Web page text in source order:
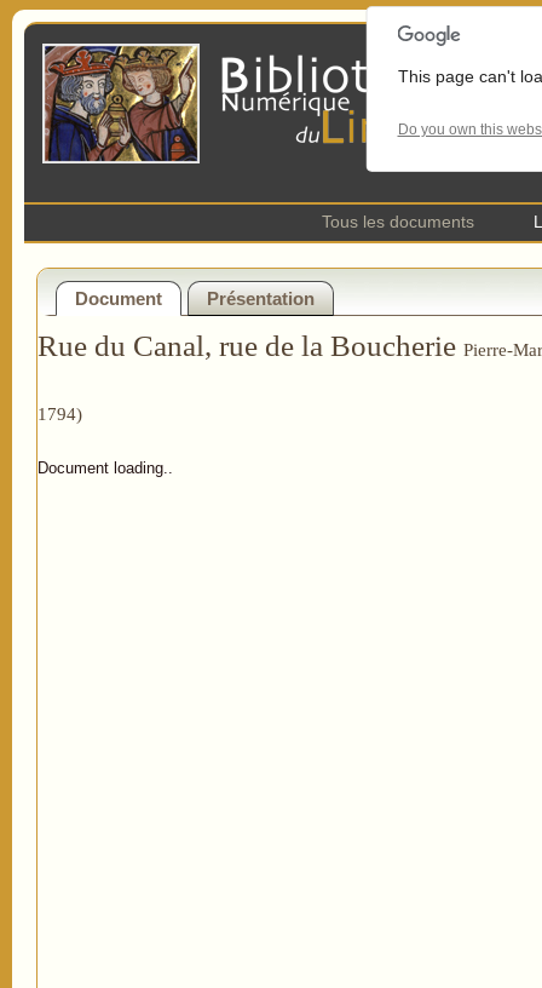
Tous les documents
Document Présentation
Rue du Canal, rue de la Boucherie Pierre-
1794)
Document loading..
This page can't
Do you own this